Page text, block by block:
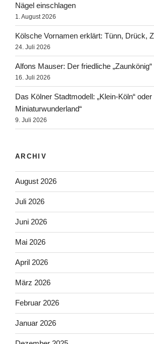
Nägel einschlagen
1. August 2026
Kölsche Vornamen erklärt: Tünn, Drück,
24. Juli 2026
Alfons Mauser: Der friedliche
16. Juli 2026
Das Kölner Stadtmodell: „Klein-Köln“ oder
Miniaturwunderland“
9. Juli 2026
ARCHIV
August 2026
Juli 2026
Juni 2026
Mai 2026
April 2026
März 2026
Februar 2026
Januar 2026